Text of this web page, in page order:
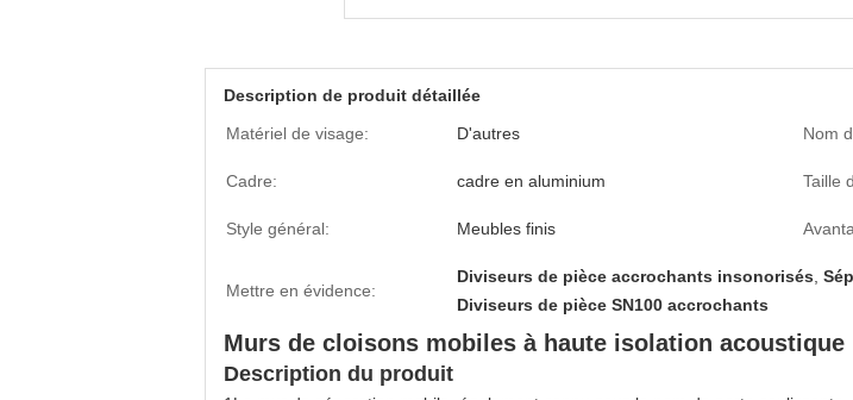
Description de produit détaillée
Matériel de visage:
D'autres Nom
Cadre: cadre en aluminium Taille
Style général: Meubles finis
Mettre en évidence:
Diviseurs de pièce accrochants insonorisés
Diviseurs de pièce SN100 accrochants
Murs de cloisons mobiles à haute isolation acoustique
Description du produit